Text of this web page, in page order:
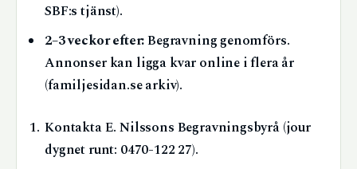
SBF:s tjänst).
2–3 veckor efter:Begravning genomförs.
Annonser kan ligga kvar online i flera år
(familjesidan.se arkiv).
Kontakta E. Nilssons Begravningsbyrå (jour
dygnet runt: 0470-122 27).